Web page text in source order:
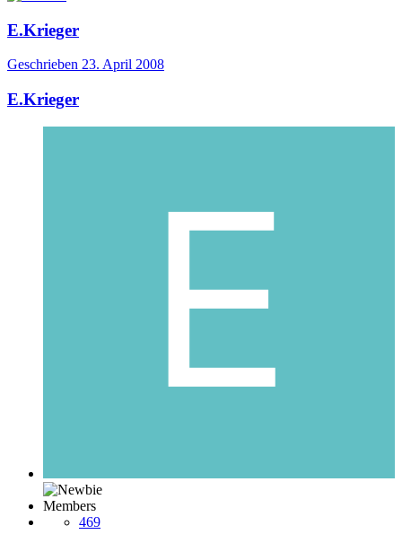
E.Krieger
Geschrieben 23. April 2008
E.Krieger
Members
469